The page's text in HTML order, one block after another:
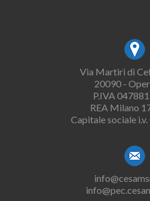
Via Martiri di
20090 -
P.IVA
REA Milano
Capitale sociale